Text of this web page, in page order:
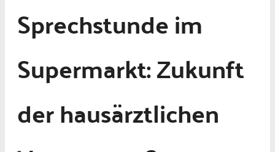
Sprechstunde im
Supermarkt: Zukunft
der hausärztlichen